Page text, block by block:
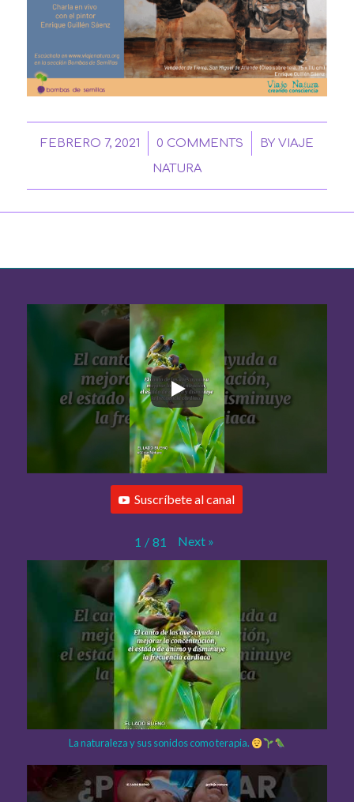
FEBRERO 7, 2021
/ 0 COMMENTS
/ BY VIAJE
NATURA
Suscríbete al canal
1 / 81 Next »
La naturaleza y sus sonidos como terapia.